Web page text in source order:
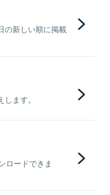
の新しい順に掲載
ます。
ロードできま